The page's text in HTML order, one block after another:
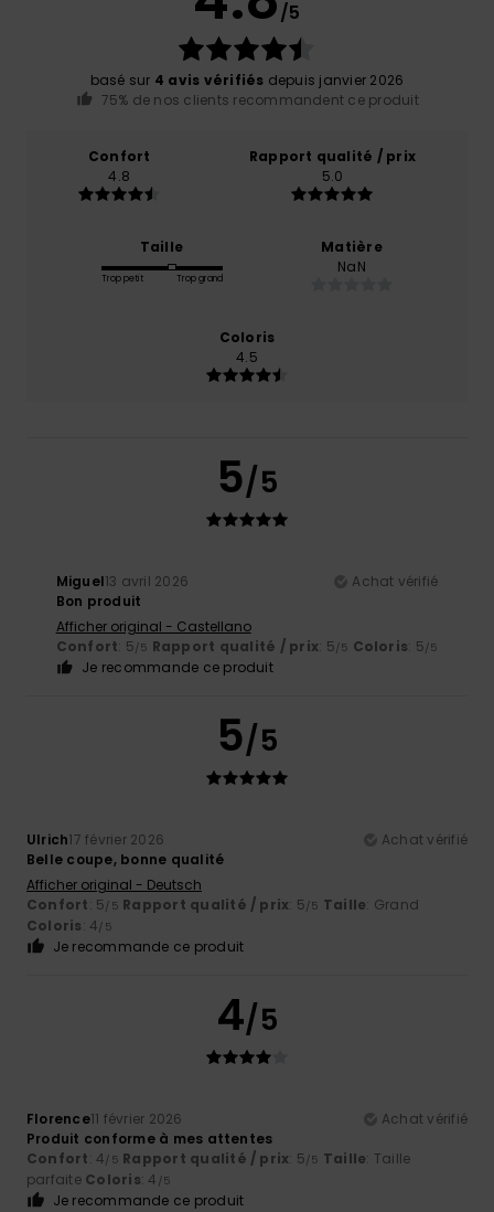
/5
basé sur 4 avis vérifiés depuis janvier 2026
75% de nos clients recommandent ce produit
Confort
4.8
Rapport qualité / prix
5.0
Taille
Trop petit Trop grand
Matière
NaN
Coloris
4.5
5/5
Miguel13 avril 2026
Achat vérifié
Bon produit
Afficher original - Castellano
Confort: 5/5 Rapport qualité / prix: 5/5 Coloris: 5/5
Je recommande ce produit
5/5
Ulrich17 février 2026
Achat vérifié
Belle coupe, bonne qualité
Afficher original - Deutsch
Confort: 5/5 Rapport qualité / prix: 5/5 Taille: Grand
Coloris: 4/5
Je recommande ce produit
4/5
Florence11 février 2026
Achat vérifié
Produit conforme à mes attentes
Confort: 4/5 Rapport qualité / prix: 5/5 Taille: Taille
parfaite Coloris: 4 /5
Je recommande ce produit